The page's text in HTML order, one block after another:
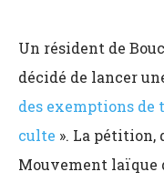
Un résident de
décidé de lancer
des exemptions
culte ». La pétition,
Mouvement laïque